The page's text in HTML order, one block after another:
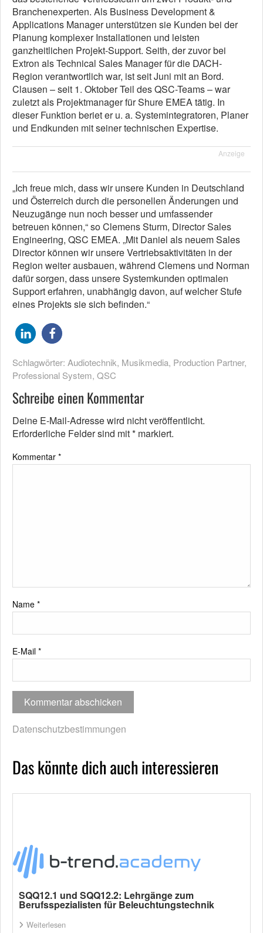
Branchenexperten. Als Business Development &
Applications Manager unterstützen sie Kunden bei der
Planung komplexer Installationen und leisten
ganzheitlichen Projekt-Support. Seith, der zuvor bei
Extron als Technical Sales Manager für die DACH-
Region verantwortlich war, ist seit Juni mit an Bord.
Clausen – seit 1. Oktober Teil des QSC-Teams – war
zuletzt als Projektmanager für Shure EMEA tätig. In
dieser Funktion beriet er u. a. Systemintegratoren, Planer
und Endkunden mit seiner technischen Expertise.
Anzeige
„Ich freue mich, dass wir unsere Kunden in Deutschland
und Österreich durch die personellen Änderungen und
Neuzugänge nun noch besser und umfassender
betreuen können,“ so Clemens Sturm, Director Sales
Engineering, QSC EMEA. „Mit Daniel als neuem Sales
Director können wir unsere Vertriebsaktivitäten in der
Region weiter ausbauen, während Clemens und Norman
dafür sorgen, dass unsere Systemkunden optimalen
Support erfahren, unabhängig davon, auf welcher Stufe
eines Projekts sie sich befinden.“
Schlagwörter: Audiotechnik, Musikmedia, Production Partner,
Professional System, QSC
Schreibe einen Kommentar
Deine E-Mail-Adresse wird nicht veröffentlicht.
Erforderliche Felder sind mit* markiert.
Kommentar *
Name *
E-Mail *
Datenschutzbestimmungen
Das könnte dich auch interessieren
SQQ12.1 und SQQ12.2: Lehrgänge zum
Berufsspezialisten für Beleuchtungstechnik
Weiterlesen